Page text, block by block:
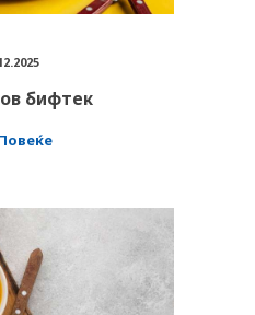
бифтек